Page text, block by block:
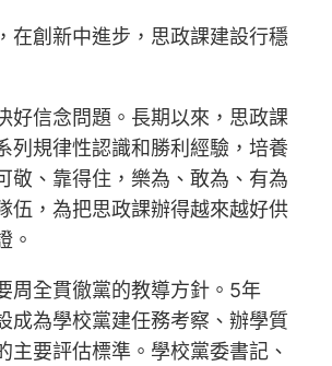
在創新中進步，思政課建設行穩
好信念問題。長期以來，思政課
列規律性認識和勝利經驗，培養
敬、靠得住，樂為、敢為、有為
伍，為把思政課辦得越來越好供
。
周全貫徹黨的教導方針。5年
成為學校黨建任務考察、辦學質
主要評估標準。學校黨委書記、